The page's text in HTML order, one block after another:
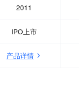
以关注，也可以转
多公司也在Pintere
品和服务。
2011
IPO上市
产品详情